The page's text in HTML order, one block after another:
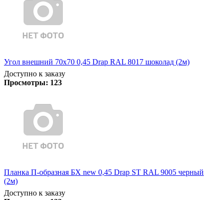
Угол внешний 70х70 0,45 Drap RAL 8017 шоколад (2м)
Доступно к заказу
Просмотры: 123
Планка П-образная БХ new 0,45 Drap ST RAL 9005 черный
(2м)
Доступно к заказу